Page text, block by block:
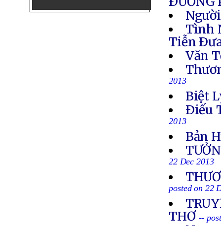
Tình
Tiễn
Văn
2013
Biệt
Ðiếu
2013
Bản
22 Dec 2013
posted on 22
THƠ --